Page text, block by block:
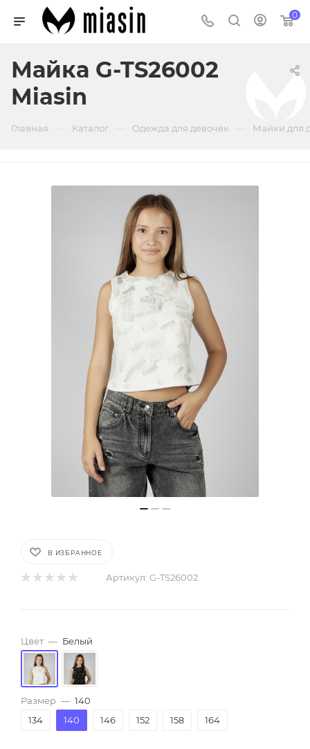
0
Майка G-TS26002
Miasin
Главная Каталог Одежда для девочек Майки для
В ИЗБРАННОЕ
Артикул: G-TS26002
Цвет — Белый
Размер — 140
134
140 146 152 158 164